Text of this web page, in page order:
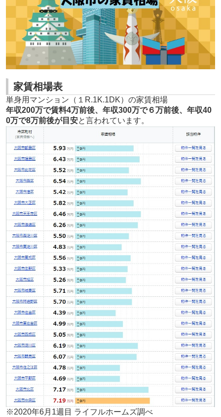
家賃相場表
単身用マンション（１R.1K.1DK）の家賃相場
年収200万で賃料4万前後、年収300万で６万前後、年収40
0万で8万前後が目安と言われています。
※2020年6月1週目 ライフルホームズ調べ